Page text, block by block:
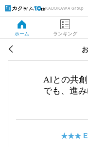
KADOKAWA Group
ホーム ランキング
AIとの共創
でも、進
★★★